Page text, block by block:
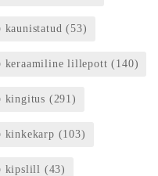
kaunistatud (53)
keraamiline lillepott (140)
kingitus (291)
kinkekarp (103)
kipslill (43)